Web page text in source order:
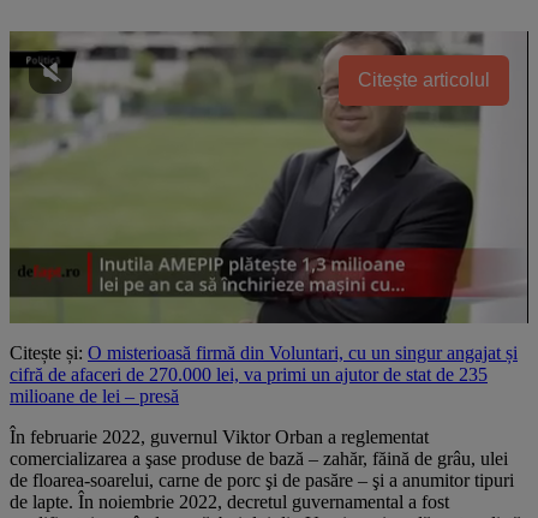
Citește articolul
Citește și: O misterioasă firmă din Voluntari, cu un singur angajat și
cifră de afaceri de 270.000 lei, va primi un ajutor de stat de 235
milioane de lei – presă
În februarie 2022, guvernul Viktor Orban a reglementat
comercializarea a şase produse de bază – zahăr, făină de grâu, ulei
de floarea-soarelui, carne de porc şi de pasăre – şi a anumitor tipuri
de lapte. În noiembrie 2022, decretul guvernamental a fost